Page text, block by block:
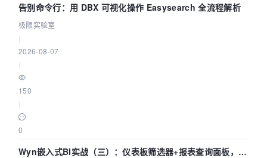
告别命令行：用 DBX 可视化操作 Easysearch 全流程解析
极限实验室
2026-08-07
150
0
Wyn嵌入式BI实战（三）：仪表板筛选器+报表查询面板，参